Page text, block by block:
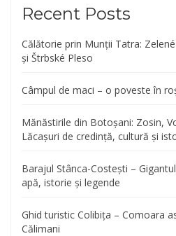
Recent Posts
Călătorie prin Munții Tatra:
și Štrbské Pleso
Câmpul de maci – o poveste în
Mănăstirile din Botoșani: Zosin,
Lăcașuri de credință, cultură și
Barajul Stânca-Costești –
apă, istorie și legende
Ghid turistic Colibița – Comoara
Călimani